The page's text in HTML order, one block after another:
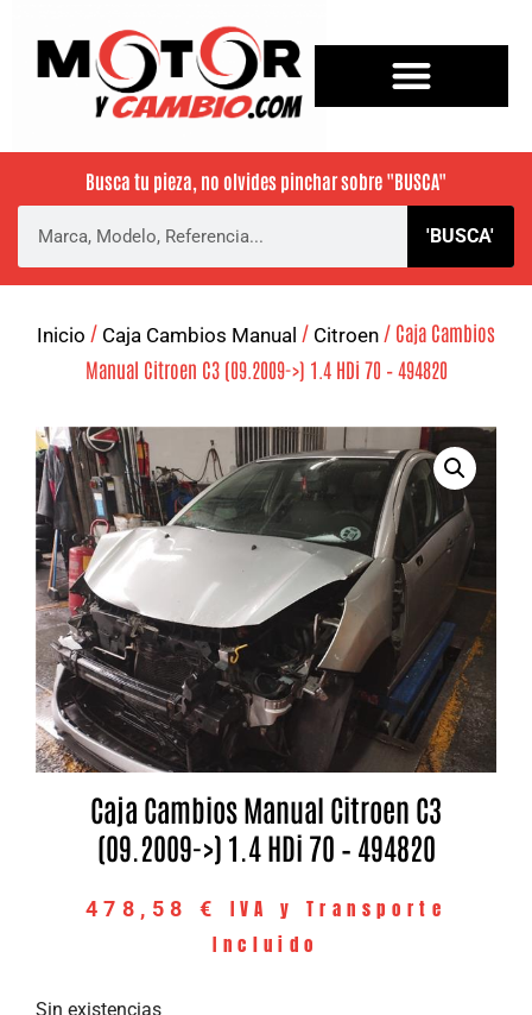
Busca tu pieza, no olvides pinchar sobre "BUSCA"
'BUSCA'
Inicio / Caja Cambios Manual / Citroen / Caja Cambios
Manual Citroen C3 (09.2009->) 1.4 HDi 70 – 494820
Caja Cambios Manual Citroen C3
(09.2009->) 1.4 HDi 70 – 494820
478,58 €
IVA y Transporte
Incluido
Sin existencias